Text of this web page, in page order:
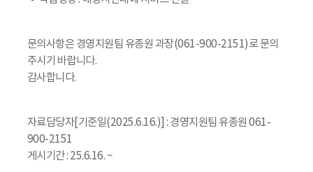
문의사항은 경영지원팀 유종원 과장(061-900-2151)로 문의
주시기 바랍니다.
감사합니다.
자료담당자[기준일(2025.6.16.)] : 경영지원팀 유종원 061-
900-2151
게시기간 : 25.6.16. ~